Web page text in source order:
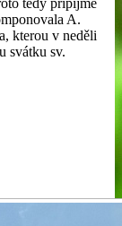
A.
kterou v neděli
svátku sv.